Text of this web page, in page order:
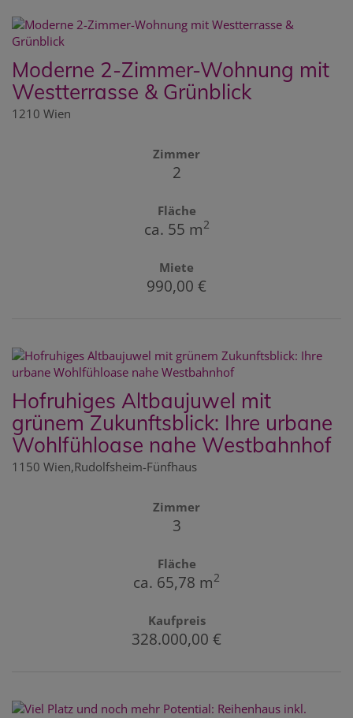
Moderne 2-Zimmer-Wohnung mit
Westterrasse & Grünblick
1210 Wien
Zimmer
2
Fläche
ca. 55 m2
Miete
990,00 €
Hofruhiges Altbaujuwel mit
grünem Zukunftsblick: Ihre urbane
Wohlfühloase nahe Westbahnhof
1150 Wien,Rudolfsheim-Fünfhaus
Zimmer
3
Fläche
ca. 65,78 m2
Kaufpreis
328.000,00 €